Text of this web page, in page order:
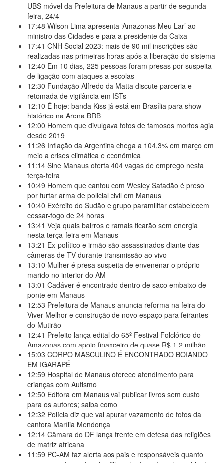
UBS móvel da Prefeitura de Manaus a partir de segunda-
feira, 24/4
17:48 Wilson Lima apresenta ‘Amazonas Meu Lar’ ao
ministro das Cidades e para a presidente da Caixa
17:41 CNH Social 2023: mais de 90 mil inscrições são
realizadas nas primeiras horas após a liberação do sistema
12:40 Em 10 dias, 225 pessoas foram presas por suspeita
de ligação com ataques a escolas
12:30 Fundação Alfredo da Matta discute parceria e
retomada de vigilância em ISTs
12:10 É hoje: banda Kiss já está em Brasília para show
histórico na Arena BRB
12:00 Homem que divulgava fotos de famosos mortos agia
desde 2019
11:26 Inflação da Argentina chega a 104,3% em março em
meio a crises climática e econômica
11:14 Sine Manaus oferta 404 vagas de emprego nesta
terça-feira
10:49 Homem que cantou com Wesley Safadão é preso
por furtar arma de policial civil em Manaus
10:40 Exército do Sudão e grupo paramilitar estabelecem
cessar-fogo de 24 horas
13:41 Veja quais bairros e ramais ficarão sem energia
nesta terça-feira em Manaus
13:21 Ex-político e irmão são assassinados diante das
câmeras de TV durante transmissão ao vivo
13:10 Mulher é presa suspeita de envenenar o próprio
marido no interior do AM
13:01 Cadáver é encontrado dentro de saco embaixo de
ponte em Manaus
12:53 Prefeitura de Manaus anuncia reforma na feira do
Viver Melhor e construção de novo espaço para feirantes
do Mutirão
12:41 Prefeito lança edital do 65º Festival Folclórico do
Amazonas com apoio financeiro de quase R$ 1,2 milhão
15:03 CORPO MASCULINO É ENCONTRADO BOIANDO
EM IGARAPÉ
12:59 Hospital de Manaus oferece atendimento para
crianças com Autismo
12:50 Editora em Manaus vai publicar livros sem custo
para os autores; saiba como
12:32 Polícia diz que vai apurar vazamento de fotos da
cantora Marília Mendonça
12:14 Câmara do DF lança frente em defesa das religiões
de matriz africana
11:59 PC-AM faz alerta aos pais e responsáveis quanto